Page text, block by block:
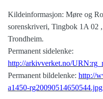
Kildeinformasjon: Møre og
sorenskriveri, Tingbok 1A 02
Trondheim.
Permanent sidelenke:
http://arkivverket.no/
Permanent bildelenke: http://
a1450-rg20090514650544.jpg